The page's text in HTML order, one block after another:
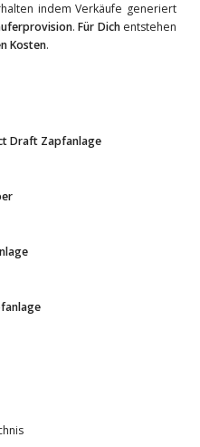
indem Verkäufe generiert
.Für Dichentstehen
Kosten.
Draft Zapfanlage